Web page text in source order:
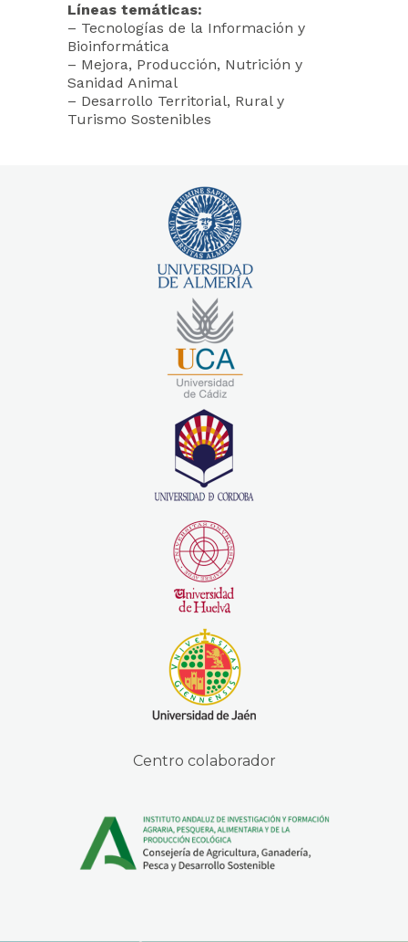
Líneas temáticas:
– Tecnologías de la Información y
Bioinformática
– Mejora, Producción, Nutrición y
Sanidad Animal
– Desarrollo Territorial, Rural y
Turismo Sostenibles
Centro colaborador